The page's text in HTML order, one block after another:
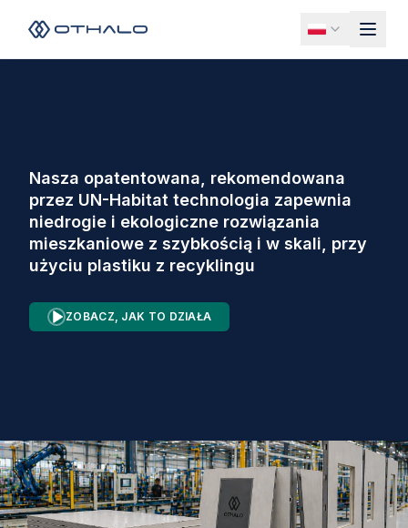
Nasza opatentowana, rekomendowana
przez UN-Habitat technologia zapewnia
niedrogie i ekologiczne rozwiązania
mieszkaniowe z szybkością i w skali, przy
użyciu plastiku z recyklingu
ZOBACZ, JAK TO DZIAŁA